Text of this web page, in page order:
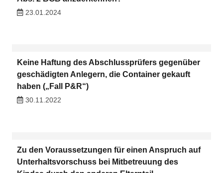
23.01.2024
Keine Haftung des Abschlussprüfers gegenüber
geschädigten Anlegern, die Container gekauft
haben („Fall P&R“)
30.11.2022
Zu den Voraussetzungen für einen Anspruch auf
Unterhaltsvorschuss bei Mitbetreuung des